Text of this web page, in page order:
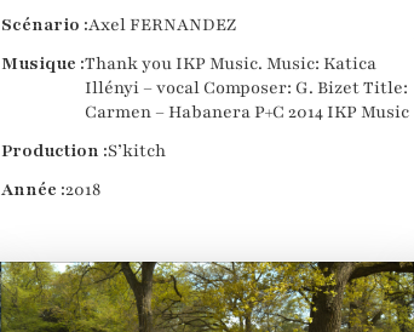
Scénario :Axel FERNANDEZ
Musique :Thank you IKP Music. Music: Katica
Illényi – vocal Composer: G. Bizet Title:
Carmen – Habanera P+C 2014 IKP Music
Production :S’kitch
Année :2018